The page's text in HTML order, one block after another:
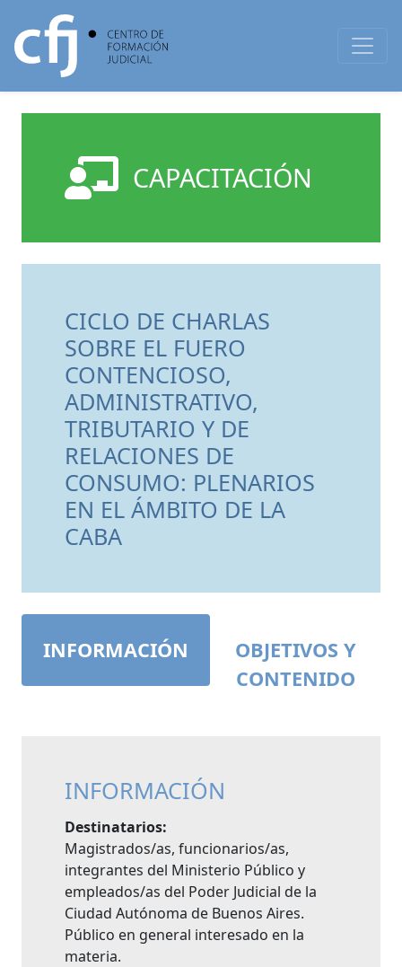
CAPACITACIÓN
CICLO DE CHARLAS
SOBRE EL FUERO
CONTENCIOSO,
ADMINISTRATIVO,
TRIBUTARIO Y DE
RELACIONES DE
CONSUMO: PLENARIOS
EN EL ÁMBITO DE LA
CABA
INFORMACIÓN
OBJETIVOS Y
CONTENIDO
INFORMACIÓN
Destinatarios:
Magistrados/as, funcionarios/as,
integrantes del Ministerio Público y
empleados/as del Poder Judicial de la
Ciudad Autónoma de Buenos Aires.
Público en general interesado en la
materia.